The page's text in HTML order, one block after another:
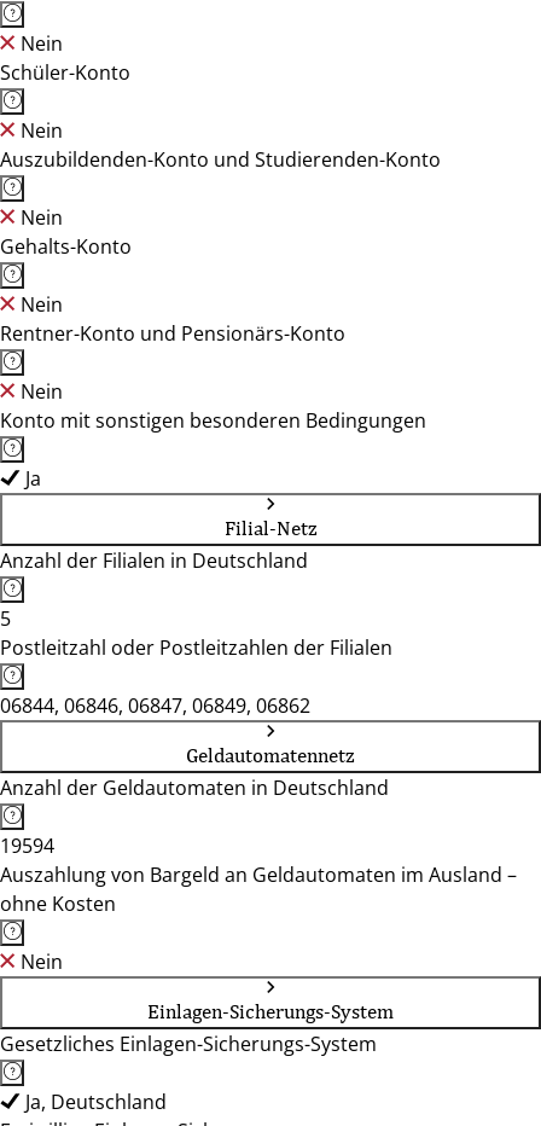
Nein
Schüler-Konto
Nein
Auszubildenden-Konto und Studierenden-Konto
Nein
Gehalts-Konto
Nein
Rentner-Konto und Pensionärs-Konto
Nein
Konto mit sonstigen besonderen Bedingungen
Ja
Filial-Netz
Anzahl der Filialen in Deutschland
5
Postleitzahl oder Postleitzahlen der Filialen
06844, 06846, 06847, 06849, 06862
Geldautomatennetz
Anzahl der Geldautomaten in Deutschland
19594
Auszahlung von Bargeld an Geldautomaten im Ausland –
ohne Kosten
Nein
Einlagen-Sicherungs-System
Gesetzliches Einlagen-Sicherungs-System
Ja, Deutschland